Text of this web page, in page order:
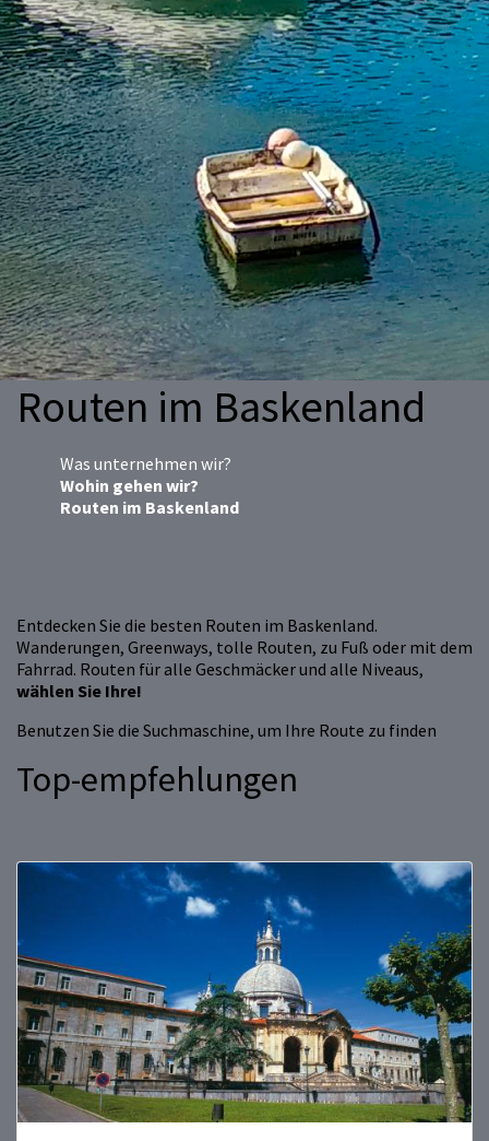
Routen im Baskenland
Was unternehmen wir?
Wohin gehen wir?
Routen im Baskenland
Entdecken Sie die besten Routen im Baskenland.
Wanderungen, Greenways, tolle Routen, zu Fuß oder mit dem
Fahrrad. Routen für alle Geschmäcker und alle Niveaus,
wählen Sie Ihre!
Benutzen Sie die Suchmaschine, um Ihre Route zu finden
Top-empfehlungen